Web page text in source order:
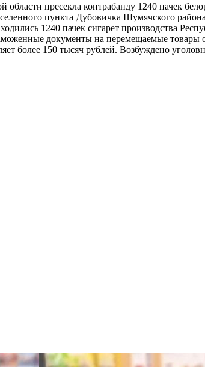
пресекла контрабанду 1240 пачек
пункта Дубовичка Шумячского
1240 пачек сигарет производства
документы на перемещаемые товары
более 150 тысяч рублей. Возбуждено